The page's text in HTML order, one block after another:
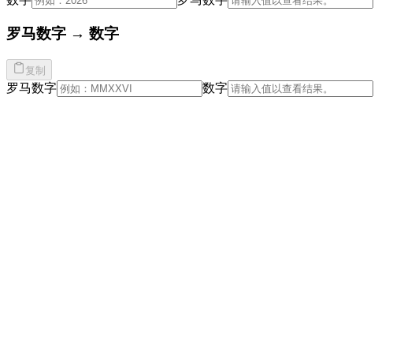
罗马数字 → 数字
复制
罗马数字 数字